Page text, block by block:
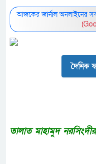
আজকের জার্নাল অনলাইনের
দৈনিক
তালাত মাহামুদ নরসিংদীর